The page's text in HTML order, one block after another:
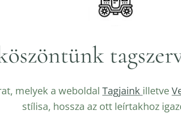
melyek a weboldal Tagjaink illetve
stílisa, hossza az ott leírtakhoz